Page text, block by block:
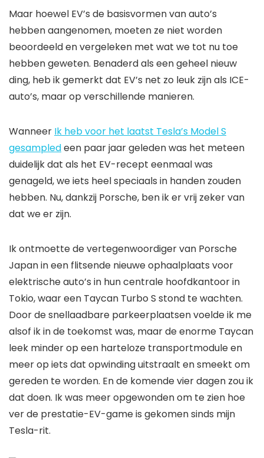
Maar hoewel EV’s de basisvormen van auto’s
hebben aangenomen, moeten ze niet worden
beoordeeld en vergeleken met wat we tot nu toe
hebben geweten. Benaderd als een geheel nieuw
ding, heb ik gemerkt dat EV’s net zo leuk zijn als ICE-
auto’s, maar op verschillende manieren.
Wanneer Ik heb voor het laatst Tesla’s Model S
gesampledeen paar jaar geleden was het meteen
duidelijk dat als het EV-recept eenmaal was
genageld, we iets heel speciaals in handen zouden
hebben. Nu, dankzij Porsche, ben ik er vrij zeker van
dat we er zijn.
Ik ontmoette de vertegenwoordiger van Porsche
Japan in een flitsende nieuwe ophaalplaats voor
elektrische auto’s in hun centrale hoofdkantoor in
Tokio, waar een Taycan Turbo S stond te wachten.
Door de snellaadbare parkeerplaatsen voelde ik me
alsof ik in de toekomst was, maar de enorme Taycan
leek minder op een harteloze transportmodule en
meer op iets dat opwinding uitstraalt en smeekt om
gereden te worden. En de komende vier dagen zou ik
dat doen. Ik was meer opgewonden om te zien hoe
ver de prestatie-EV-game is gekomen sinds mijn
Tesla-rit.